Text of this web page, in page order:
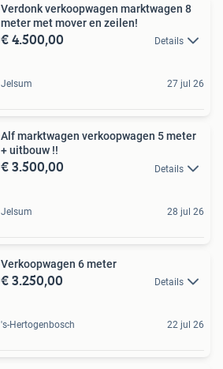
Verdonk verkoopwagen marktwagen 8
meter met mover en zeilen!
€ 4.500,00 Details
Jelsum 27 jul 26
Alf marktwagen verkoopwagen 5 meter
+ uitbouw !!
€ 3.500,00 Details
Jelsum 28 jul 26
Verkoopwagen 6 meter
€ 3.250,00 Details
's-Hertogenbosch 22 jul 26